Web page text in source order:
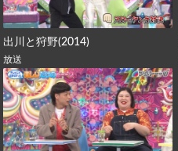
出川と狩野(2014)
放送